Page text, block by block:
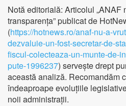
Notă editorială: Articolul „ANAF
transparența” publicat de
(https://hotnews.ro/anaf-nu-a-
dezvaluie-un-fost-secretar-de-
fiscul-colecteaza-un-munte-de-
pute-1996237) servește drept
această analiză. Recomandăm
îndeaproape evoluțiile
noii administrații.